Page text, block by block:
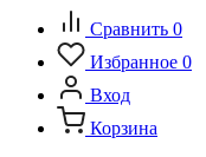
Сравнить 0
Избранное 0
Вход
Корзина